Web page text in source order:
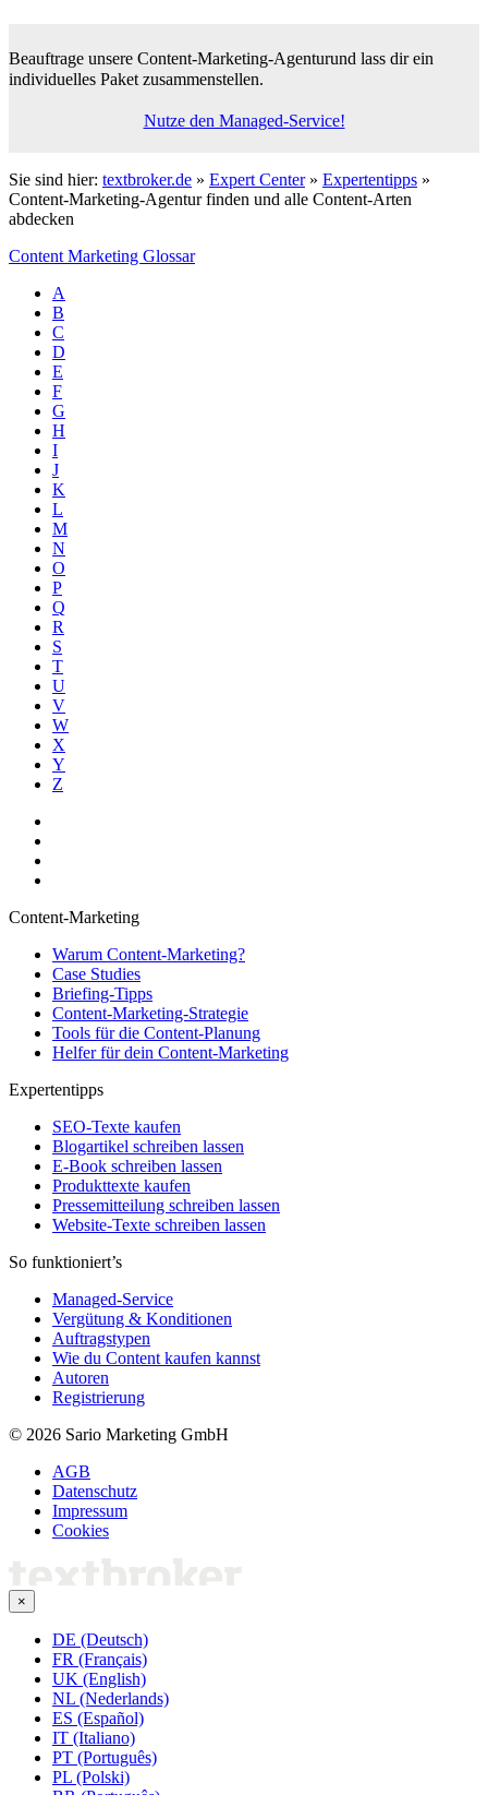
Beauftrage unsere Content-Marketing-Agenturund lass dir ein
individuelles Paket zusammenstellen.
Nutze den Managed-Service!
Sie sind hier: textbroker.de » Expert Center» Expertentipps »
Content-Marketing-Agentur finden und alle Content-Arten
abdecken
Content Marketing Glossar
A
B
C
D
E
F
G
H
I
J
K
L
M
N
O
P
Q
R
S
T
U
V
W
X
Y
Z
Content-Marketing
Warum Content-Marketing?
Case Studies
Briefing-Tipps
Content-Marketing-Strategie
Tools für die Content-Planung
Helfer für dein Content-Marketing
Expertentipps
SEO-Texte kaufen
Blogartikel schreiben lassen
E-Book schreiben lassen
Produkttexte kaufen
Pressemitteilung schreiben lassen
Website-Texte schreiben lassen
So funktioniert’s
Managed-Service
Vergütung & Konditionen
Auftragstypen
Wie du Content kaufen kannst
Autoren
Registrierung
© 2026 Sario Marketing GmbH
AGB
Datenschutz
Impressum
Cookies
×
DE (Deutsch)
FR (Français)
UK (English)
NL (Nederlands)
ES (Español)
IT (Italiano)
PT (Português)
PL (Polski)